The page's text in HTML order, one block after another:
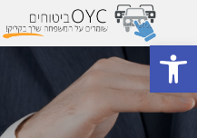
פתח סרגל נגישות